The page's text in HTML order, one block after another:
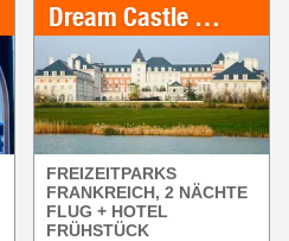
Dream Castle Fabulous Hotels Group - inkl. Parkeintritt
FREIZEITPARKS
FRANKREICH, 2 NÄCHTE
FLUG + HOTEL
FRÜHSTÜCK